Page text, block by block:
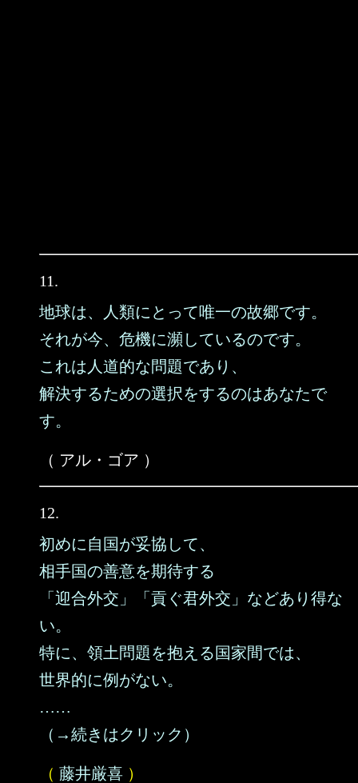
11.
地球は、人類にとって唯一の故郷です。
それが今、危機に瀕しているのです。
これは人道的な問題であり、
解決するための選択をするのはあなたで
す。
（ アル・ゴア ）
12.
初めに自国が妥協して、
相手国の善意を期待する
「迎合外交」「貢ぐ君外交」などあり得な
い。
特に、領土問題を抱える国家間では、
世界的に例がない。
……
（→続きはクリック）
（ 藤井厳喜 ）